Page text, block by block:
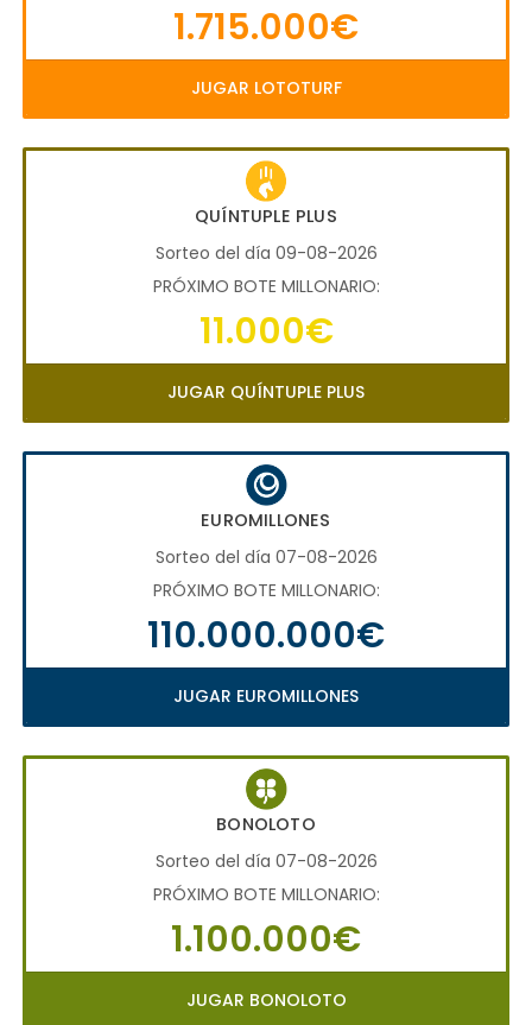
1.715.000€
JUGAR LOTOTURF
QUÍNTUPLE PLUS
Sorteo del día 09-08-2026
PRÓXIMO BOTE MILLONARIO:
11.000€
JUGAR QUÍNTUPLE PLUS
EUROMILLONES
Sorteo del día 07-08-2026
PRÓXIMO BOTE MILLONARIO:
110.000.000€
JUGAR EUROMILLONES
BONOLOTO
Sorteo del día 07-08-2026
PRÓXIMO BOTE MILLONARIO:
1.100.000€
JUGAR BONOLOTO